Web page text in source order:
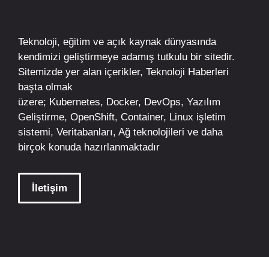
Teknoloji, eğitim ve açık kaynak dünyasında
kendimizi geliştirmeye adamış tutkulu bir sitedir.
Sitemizde yer alan içerikler, Teknoloji Haberleri
başta olmak
üzere; Kubernetes, Docker, DevOps, Yazılım
Geliştirme, OpenShift, Container, Linux işletim
sistemi, Veritabanları, Ağ teknolojileri ve daha
birçok konuda hazırlanmaktadır
İletişim